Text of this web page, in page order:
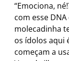
“Emociona,
com esse
molecadinha
os ídolos aqui
começam a